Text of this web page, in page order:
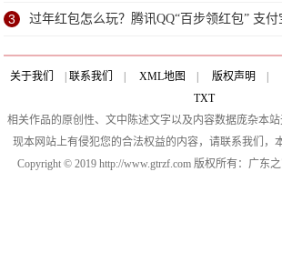
3 过年红包怎么玩？腾讯QQ“百步领红包” 支付
关于我们 联系我们 XML地图 版权声明
TXT
相关作品的原创性、文中陈述文字以及内容数据庞杂本
现本网站上有侵犯您的合法权益的内容，请联系我们，
Copyright © 2019 http://www.gtrzf.com 版权所有：广东